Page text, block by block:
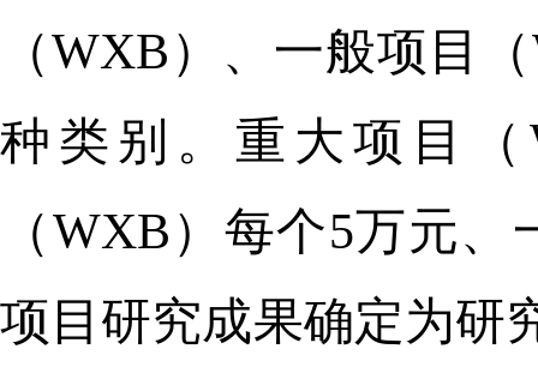
（WXB）、一般项目
种类别。重大项目
（WXB）每个5万元
项目研究成果确定为研